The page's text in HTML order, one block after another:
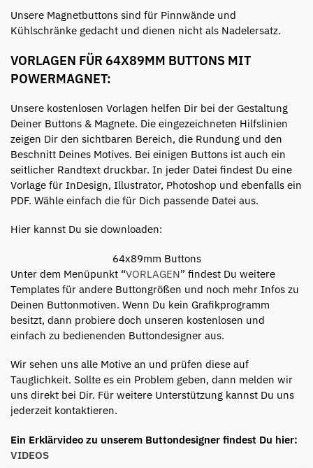
Unsere Magnetbuttons sind für Pinnwände und
Kühlschränke gedacht und dienen nicht als Nadelersatz.
VORLAGEN FÜR 64X89MM BUTTONS MIT
POWERMAGNET:
Unsere kostenlosen Vorlagen helfen Dir bei der Gestaltung
Deiner Buttons & Magnete. Die eingezeichneten Hilfslinien
zeigen Dir den sichtbaren Bereich, die Rundung und den
Beschnitt Deines Motives. Bei einigen Buttons ist auch ein
seitlicher Randtext druckbar. In jeder Datei findest Du eine
Vorlage für InDesign, Illustrator, Photoshop und ebenfalls ein
PDF. Wähle einfach die für Dich passende Datei aus.
Hier kannst Du sie downloaden:
64x89mm Buttons
Unter dem Menüpunkt “VORLAGEN” findest Du weitere
Templates für andere Buttongrößen und noch mehr Infos zu
Deinen Buttonmotiven. Wenn Du kein Grafikprogramm
besitzt, dann probiere doch unseren kostenlosen und
einfach zu bedienenden Buttondesigner aus.
Wir sehen uns alle Motive an und prüfen diese auf
Tauglichkeit. Sollte es ein Problem geben, dann melden wir
uns direkt bei Dir. Für weitere Unterstützung kannst Du uns
jederzeit kontaktieren.
Ein Erklärvideo zu unserem Buttondesigner findest Du hier:
VIDEOS